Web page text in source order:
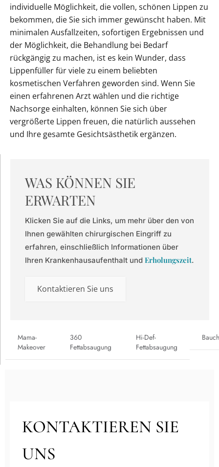
individuelle Möglichkeit, die vollen, schönen Lippen zu
bekommen, die Sie sich immer gewünscht haben. Mit
minimalen Ausfallzeiten, sofortigen Ergebnissen und
der Möglichkeit, die Behandlung bei Bedarf
rückgängig zu machen, ist es kein Wunder, dass
Lippenfüller für viele zu einem beliebten
kosmetischen Verfahren geworden sind. Wenn Sie
einen erfahrenen Arzt wählen und die richtige
Nachsorge einhalten, können Sie sich über
vergrößerte Lippen freuen, die natürlich aussehen
und Ihre gesamte Gesichtsästhetik ergänzen.
WAS KÖNNEN SIE
ERWARTEN
Klicken Sie auf die Links, um mehr über den von
Ihnen gewählten chirurgischen Eingriff zu
erfahren, einschließlich Informationen über
Ihren Krankenhausaufenthalt und Erholungszeit.
Kontaktieren Sie uns
Mama-
Makeover
360
Fettabsaugung
Hi-Def-
Fettabsaugung
KONTAKTIEREN SIE
UNS